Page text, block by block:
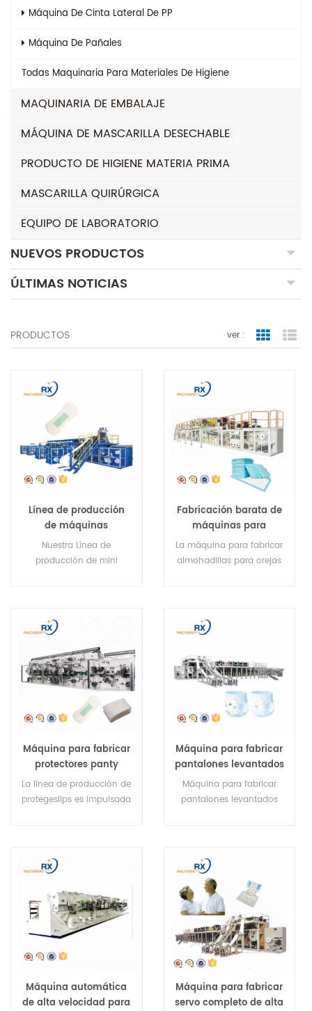
Máquina De Cinta Lateral De PP
Máquina De Pañales
Todas Maquinaria Para Materiales De Higiene
MAQUINARIA DE EMBALAJE
MÁQUINA DE MASCARILLA DESECHABLE
PRODUCTO DE HIGIENE MATERIA PRIMA
MASCARILLA QUIRÚRGICA
EQUIPO DE LABORATORIO
NUEVOS PRODUCTOS
ÚLTIMAS NOTICIAS
PRODUCTOS ver : Grid View
Línea de producción
de máquinas
protectoras de bragas
sanitarias mini
Nuestra Línea de
producción de mini
tipos de formas de
protectores diarios con
diferentes materias
primas.
Fabricación barata de
máquinas para
fabricar almohadillas
para hospitales en
La máquina para fabricar
almohadillas para orejas
para mascotas en una
sola máquina
Máquina para fabricar
protectores panty
ultradelgados y
económicos para
La línea de producción de
protegeslips es impulsada
accionamiento con
mayor precisión
Máquina para fabricar
pantalones levantados
para bebés con
servoconducción
Máquina para fabricar
pantalones levantados
Máquina automática
de alta velocidad para
Máquina para fabricar
servo completo de alta